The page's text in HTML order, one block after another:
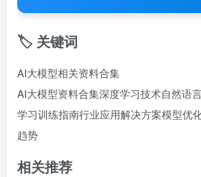
🏷️ 关键词
AI大模型相关资料合集
AI大模型资料合集深度学习技术自然语
学习训练指南行业应用解决方案模型优
趋势
相关推荐